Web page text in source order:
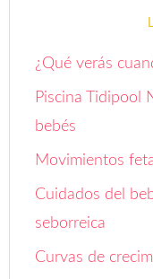
¿Qué verás
Piscina Tidipool
bebés
Movimientos
Cuidados del
seborreica
Curvas de